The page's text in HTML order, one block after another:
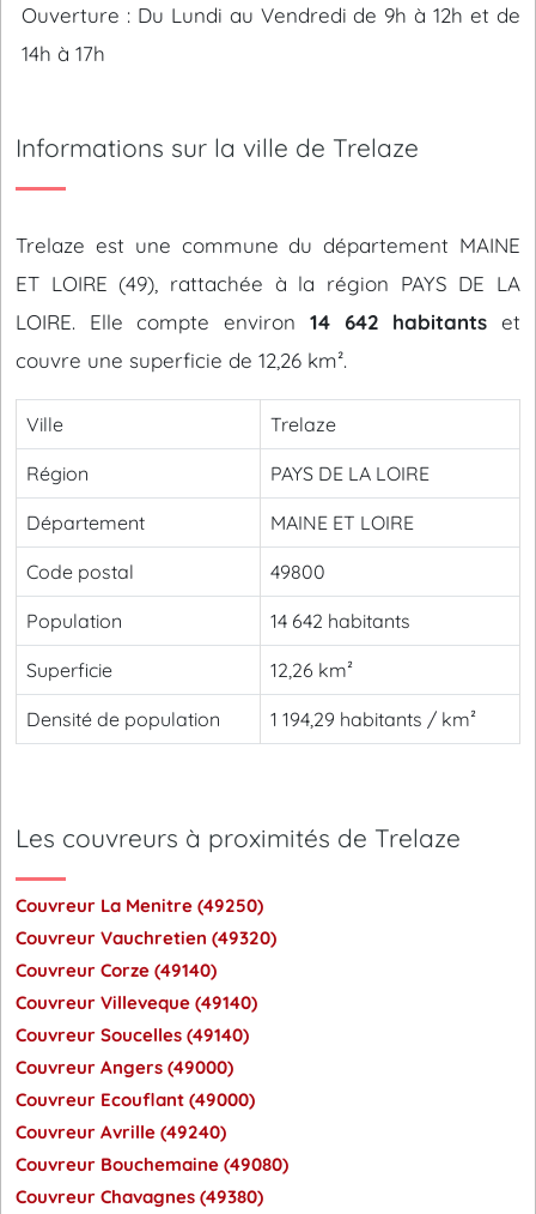
Ouverture : Du Lundi au Vendredi de 9h à 12h et de
14h à 17h
Informations sur la ville de Trelaze
Trelaze est une commune du département MAINE
ET LOIRE (49), rattachée à la région PAYS DE LA
LOIRE. Elle compte environ 14 642 habitants et
couvre une superficie de 12,26 km².
Ville Trelaze
Région PAYS DE LA LOIRE
Département MAINE ET LOIRE
Code postal 49800
Population 14 642 habitants
Superficie 12,26 km²
Densité de population 1 194,29 habitants / km²
Les couvreurs à proximités de Trelaze
Couvreur La Menitre (49250)
Couvreur Vauchretien (49320)
Couvreur Corze (49140)
Couvreur Villeveque (49140)
Couvreur Soucelles (49140)
Couvreur Angers (49000)
Couvreur Ecouflant (49000)
Couvreur Avrille (49240)
Couvreur Bouchemaine (49080)
Couvreur Chavagnes (49380)